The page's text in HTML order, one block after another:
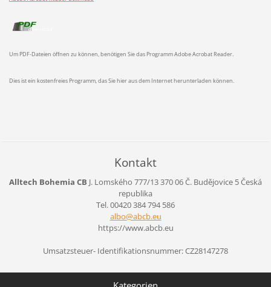
Um PDF-Dateien öffnen zu können, benötigen Sie das Programm Adobe Acrobat Reader.
Dies ist ein kostenfreies Programm, das Sie hier aus dem Internet herunterladen können.
Kontakt
Alltech Bohemia CB J. Lomského 777/13370 06 Č. Budějovice 5Česká
republika
Tel. 00420 384 794 586
albo@abcb.eu
https://www.abcb.eu
Umsatzsteuer- Identifikationsnummer: CZ28147278